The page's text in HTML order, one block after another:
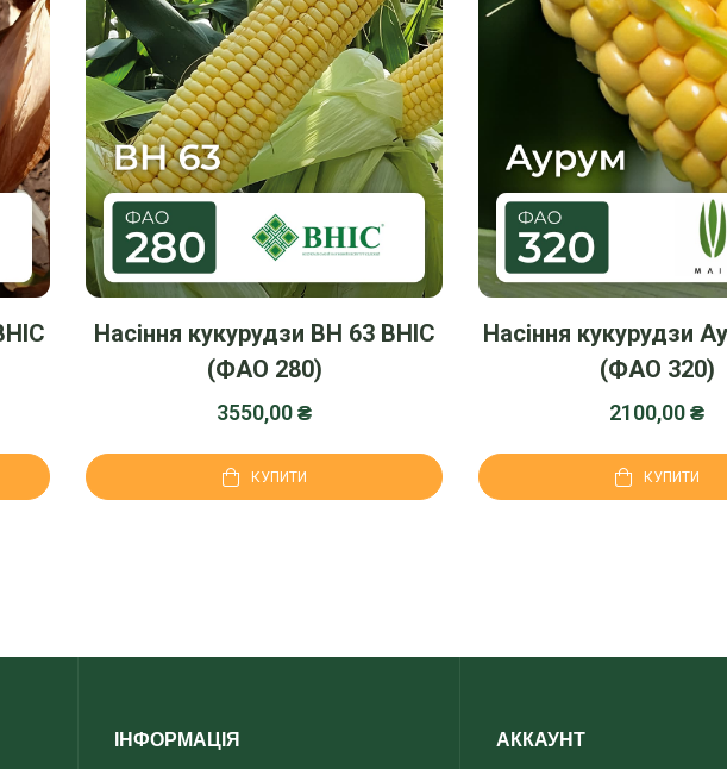
Насіння кукурудзи ВН 63 ВНІС
(ФАО 280)
3550,00₴
КУПИТИ
Насіння кукурудзи
(ФАО 320)
2100,00₴
КУПИТИ
ІНФОРМАЦІЯ АККАУНТ